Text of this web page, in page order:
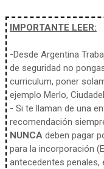
IMPORTANTE LEER:
-Desde Argentina
de seguridad no
curriculum, poner
ejemplo Merlo,
- Si te llaman de una
recomendación
NUNCAdeben pagar
para la incorporación
antecedentes